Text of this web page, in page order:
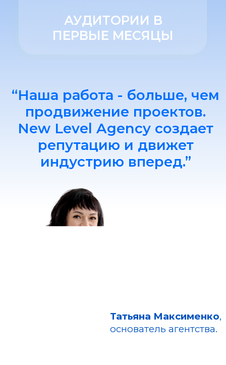
COPYRIGHT © 2026 , NEW LEVEL AGENCY.
ALL RIGHTS RESERVED
Правовые документы